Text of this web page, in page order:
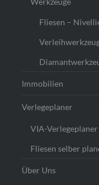
Fliesen –
Immobilien
Verlegeplaner
VIA-Verlegeplaner
Fliesen selber
Über Uns